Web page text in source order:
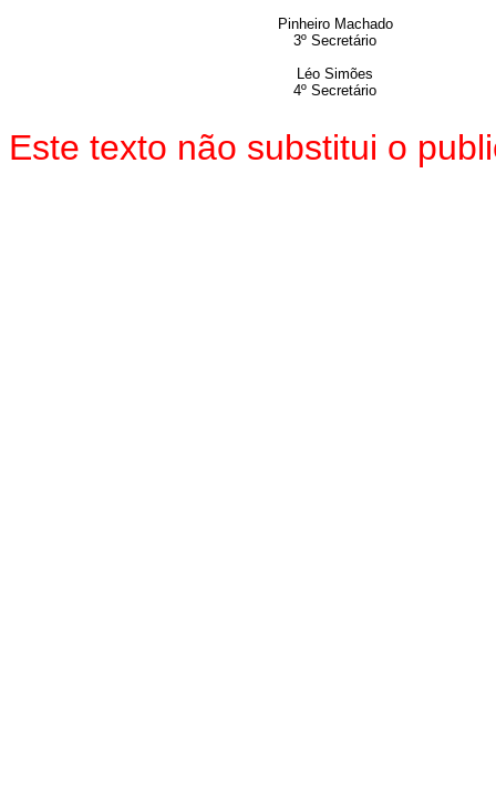
Pinheiro Machado
3º Secretário
Léo Simões
4º Secretário
Este texto não substitui o